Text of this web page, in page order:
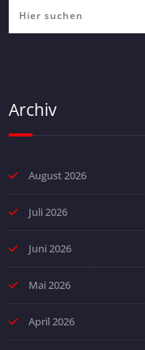
Archiv
August 2026
Juli 2026
Juni 2026
Mai 2026
April 2026